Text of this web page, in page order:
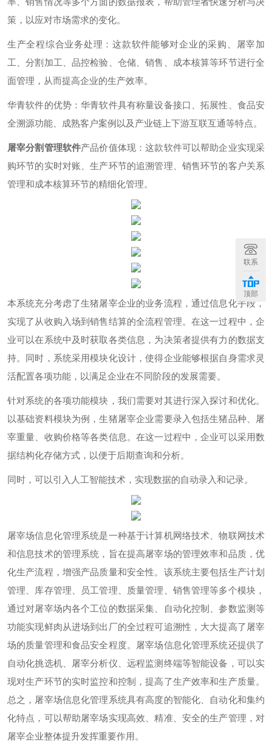
策，以应对市场需求的变化。
生产全程综合业务处理：这款软件能够对企业的采购、屠宰加
工、分割加工、品控检验、仓储、销售、成本核算等环节进行全
面管理，从而提高企业的生产效率。
华青软件的优势：华青软件具有称量设备接口、拓展性、食品安
全溯源功能、成熟客户案例以及产业链上下游互联互通等特点。
屠宰分割管理软件产品价值体现：这款软件可以帮助企业实现采
购环节的实时对账、生产环节的追溯管理、销售环节的客户关系
管理和成本核算环节的精细化管理。
本系统充分考虑了生猪屠宰企业的业务流程，通过信息化手段，
实现了从收购入场到销售结算的全流程管理。在这一过程中，企
业可以在系统中及时获取各类信息，为决策者提供有力的数据支
持。同时，系统采用模块化设计，使得企业能够根据自身需求灵
活配置各项功能，以满足企业在不同阶段的发展需要。
针对系统的各项功能模块，我们需要对其进行深入探讨和优化。
以基础资料模块为例，生猪屠宰企业需要录入包括生猪品种、屠
宰重量、收购价格等各类信息。在这一过程中，企业可以采用数
据结构化存储方式，以便于后期查询和分析。
同时，可以引入人工智能技术，实现数据的自动录入和记录。
屠宰场信息化管理系统是一种基于计算机网络技术、物联网技术
和信息技术的管理系统，旨在提高屠宰场的管理效率和品质，优
化生产流程，增强产品质量和安全性。该系统主要包括生产计划
管理、库存管理、员工管理、质量管理、销售管理等多个模块，
通过对屠宰场内各个工位的数据采集、自动化控制、参数监测等
功能实现鲜肉从进场到出厂的全过程可追溯性，大大提高了屠宰
场的质量管理和食品安全程度。屠宰场信息化管理系统还提供了
自动化挑选机、屠宰分析仪、远程监测终端等智能设备，可以实
现对生产环节的实时监控和控制，提高了生产效率和生产质量。
总之，屠宰场信息化管理系统具有高度的智能化、自动化和集约
化特点，可以帮助屠宰场实现高效、精准、安全的生产管理，对
屠宰企业整体提升发挥重要作用。
联系
顶部